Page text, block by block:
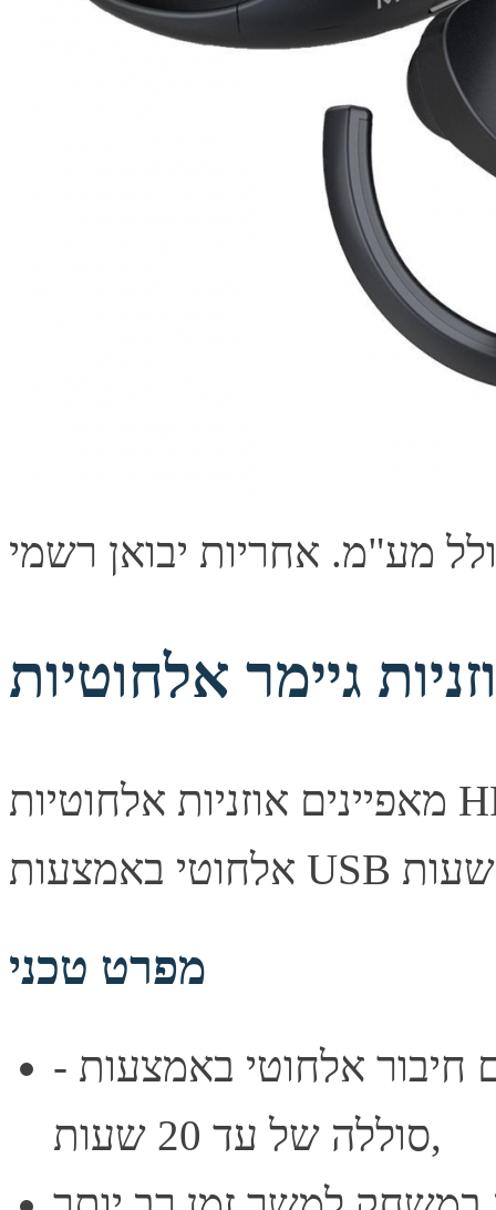
מאפיינים אוזניות אלחוטיות HP X1000 - חופש אלחוטי עם חיבור
מפרט טכני
- חופש אלחוטי עם חיבור אלחוטי באמצעות USB ואורך חיי
סוללה של עד 20 שעות,